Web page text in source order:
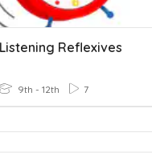
Reflexives
9th - 12th 7